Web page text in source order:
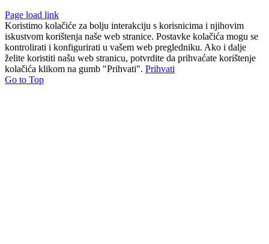
Page load link
Koristimo kolačiće za bolju interakciju s korisnicima i njihovim
iskustvom korištenja naše web stranice. Postavke kolačića mogu se
kontrolirati i konfigurirati u vašem web pregledniku. Ako i dalje
želite koristiti našu web stranicu, potvrdite da prihvaćate korištenje
kolačića klikom na gumb "Prihvati". Prihvati
Go to Top